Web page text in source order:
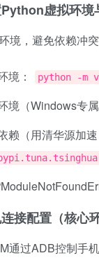
虚拟环境
境，避免依赖冲突
境： python -m
境（Windows专属
赖（用清华源加
接配置（核心
通过ADB控制手